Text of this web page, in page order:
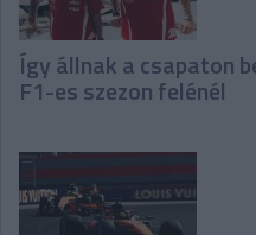
Így állnak a csapaton
F1-es szezon felénél